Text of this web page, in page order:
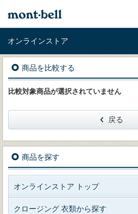
オンラインストア
商品を比較する
比較対象商品が選択されていません
戻る
商品を探す
オンラインストア トップ
クロージング 衣類から探す